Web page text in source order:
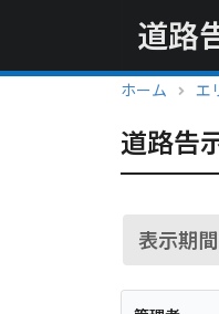
道路
ホーム エ
道路告
表示期間